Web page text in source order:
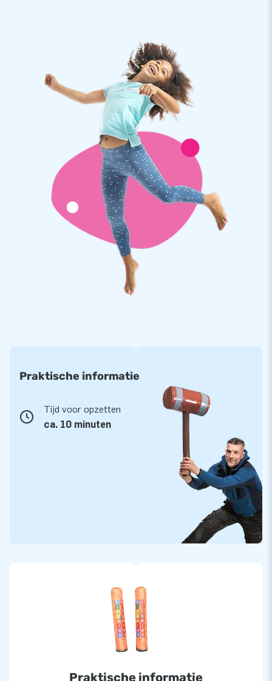
Praktische informatie
Tijd voor opzetten
ca. 10 minuten
Praktische informatie